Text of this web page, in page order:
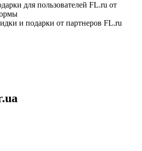
для пользователей FL.ru от
и подарки от партнеров FL.ru